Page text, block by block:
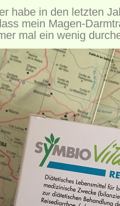
habe in den letzten
mein Magen-
mal ein wenig